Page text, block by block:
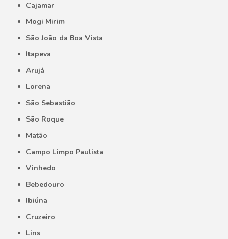
Cajamar
Mogi Mirim
São João da Boa Vista
Itapeva
Arujá
Lorena
São Sebastião
São Roque
Matão
Campo Limpo Paulista
Vinhedo
Bebedouro
Ibiúna
Cruzeiro
Lins